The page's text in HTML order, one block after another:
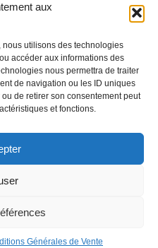
de réaliser
aux
utilisons des technologies
accéder aux informations des
nous permettra de traiter
de navigation ou les ID uniques
de retirer son consentement peut
et fonctions.
Générales de Vente